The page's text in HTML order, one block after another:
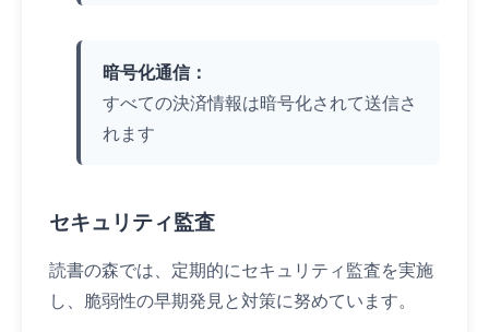
暗号化通信：
すべての決済情報は暗号化されて送信さ
れます
セキュリティ監査
読書の森では、定期的にセキュリティ監査を実施
し、脆弱性の早期発見と対策に努めています。